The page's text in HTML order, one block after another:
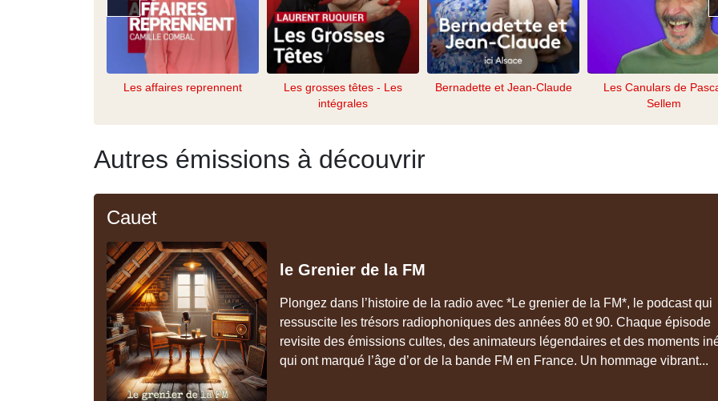
Les affaires reprennent
Les grosses têtes - Les
intégrales
Bernadette et Jean-Claude
Les Canulars de
Sellem
Autres émissions à découvrir
Cauet
le Grenier de la FM
Plongez dans l’histoire de la radio avec *Le grenier de la FM*, le podcast qui
ressuscite les trésors radiophoniques des années 80 et 90. Chaque épisode
revisite des émissions cultes, des animateurs légendaires et des moments
qui ont marqué l’âge d’or de la bande FM en France. Un hommage vibrant...